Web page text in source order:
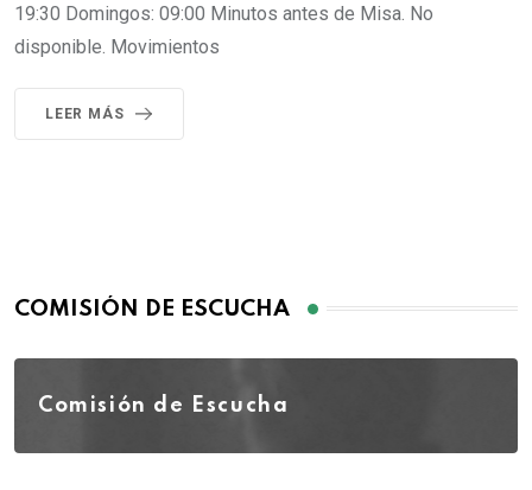
19:30 Domingos: 09:00 Minutos antes de Misa. No
disponible. Movimientos
LEER MÁS
COMISIÓN DE ESCUCHA
Comisión de Escucha